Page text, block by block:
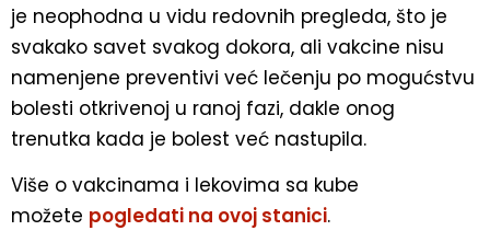
je neophodna u vidu redovnih pregleda, što je
svakako savet svakog dokora, ali vakcine nisu
namenjene preventivi već lečenju po mogućstvu
bolesti otkrivenoj u ranoj fazi, dakle onog
trenutka kada je bolest već nastupila.
Više o vakcinama i lekovima sa kube
možete pogledati na ovoj stanici.